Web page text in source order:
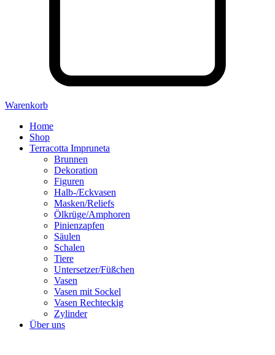
Warenkorb
Home
Shop
Terracotta Impruneta
Brunnen
Dekoration
Figuren
Halb-/Eckvasen
Masken/Reliefs
Ölkrüge/Amphoren
Pinienzapfen
Säulen
Schalen
Tiere
Untersetzer/Füßchen
Vasen
Vasen mit Sockel
Vasen Rechteckig
Zylinder
Über uns